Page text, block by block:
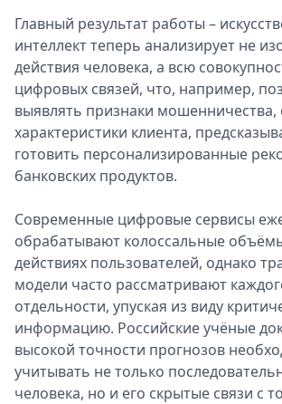
Главный результат работы –
интеллект теперь анализирует не
действия человека, а всю
цифровых связей, что, например,
выявлять признаки мошенничества,
характеристики клиента,
готовить персонализированные
банковских продуктов.
Современные цифровые сервисы
обрабатывают колоссальные
действиях пользователей, однако
модели часто рассматривают
отдельности, упуская из виду
информацию. Российские учёные
высокой точности прогнозов
учитывать не только
человека, но и его скрытые связи с